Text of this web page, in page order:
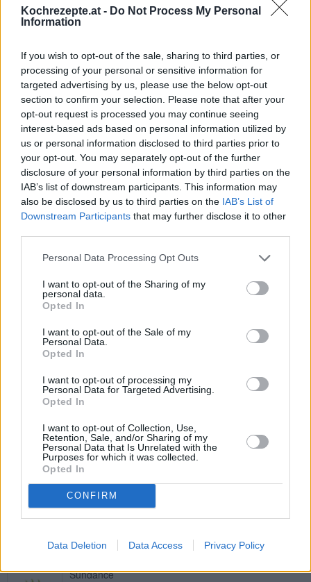
Kochrezepte.at - Do Not Process My Personal
Information
If you wish to opt-out of the sale, sharing to third parties, or
processing of your personal or sensitive information for
targeted advertising by us, please use the below opt-out
section to confirm your selection. Please note that after your
opt-out request is processed you may continue seeing
interest-based ads based on personal information utilized by
us or personal information disclosed to third parties prior to
your opt-out. You may separately opt-out of the further
disclosure of your personal information by third parties on the
IAB’s list of downstream participants. This information may
also be disclosed by us to third parties on the IAB’s List of
Downstream Participants that may further disclose it to other
Personal Data Processing Opt Outs
I want to opt-out of the Sharing of my
personal data.
Opted In
I want to opt-out of the Sale of my
Personal Data.
Opted In
I want to opt-out of processing my
Personal Data for Targeted Advertising.
Opted In
I want to opt-out of Collection, Use,
Retention, Sale, and/or Sharing of my
Personal Data that Is Unrelated with the
Purposes for which it was collected.
Opted In
CONFIRM
Data Deletion Data Access Privacy Policy
Alkoholfreie Cocktails
Ähnliche Rezepte
Ipanema
Leicht
Baby Cocktail
Leicht
Buttermilch Flip
Leicht
Erdbeer-Ananas-Cocktail
Leicht
Alice Cocktail
Leicht
Apfel-Holunder-Drink
Leicht
Erdbeer Traum
Sundance